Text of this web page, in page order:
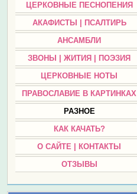
ЦЕРКОВНЫЕ ПЕСНОПЕНИЯ
АКАФИСТЫ | ПСАЛТИРЬ
АНСАМБЛИ
ЗВОНЫ | ЖИТИЯ | ПОЭЗИЯ
ЦЕРКОВНЫЕ НОТЫ
ПРАВОСЛАВИЕ В КАРТИНКАХ
РАЗНОЕ
КАК КАЧАТЬ?
О САЙТЕ | КОНТАКТЫ
ОТЗЫВЫ